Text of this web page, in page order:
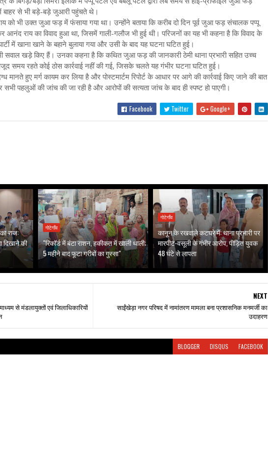
बाहर से भी बड़े-बड़े जुआरी पहुंचते थे।
को भी उक्त जुआ फड़ में फंसाया गया था। उन्होंने बताया कि करीब दो दिन पूर्व जुआ फड़ संचालक पप्पू
राय का विवाद हुआ था, जिसमें गाली-गलौज भी हुई थी। परिजनों का यह भी कहना है कि विवाद के
में खाना खाने के बहाने बुलाया गया और उसी के बाद यह घटना घटित हुई।
सवाल खड़े किए हैं। उनका कहना है कि कथित जुआ फड़ की जानकारी ठेमी थाना प्रभारी सहित उच्च
समय रहते कोई ठोस कार्रवाई नहीं की गई, जिसके चलते यह गंभीर घटना घटित हुई।
मानते हुए मर्ग कायम कर लिया है और पोस्टमार्टम रिपोर्ट के आधार पर आगे की कार्रवाई किए जाने की बात
पहलुओं की जांच की जा रही है और आरोपों की सत्यता जांच के बाद ही स्पष्ट हो पाएगी।
Facebook Twitter Google+
राज:
की
गोटेगाँव
"रिकॉर्ड में बंटा राशन, हकीकत में खाली थाली;
5 महीने बाद फूटा गरीबों का गुस्सा"
गोटेगाँव
कानून के रखवाले कटघरे में: थाना प्रभारी पर
मारपीट-वसूली के गंभीर आरोप, पीड़ित युवक
48 घंटे से लापता
NEXT
साईंखेड़ा नगर परिषद में नामांतरण मामला बना प्रशासनिक मनमर्जी का
उदाहरण
से मंडलायुक्तों एवं जिलाधिकारियों
BLOGGER DISQUS FACEBOOK